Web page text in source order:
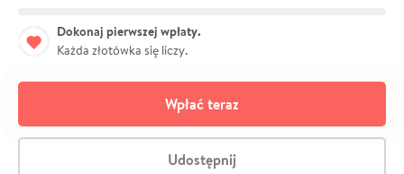
Dokonaj pierwszej wpłaty.
Każda złotówka się liczy.
Wpłać teraz
Udostępnij